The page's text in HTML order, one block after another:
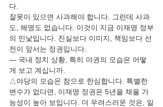
다.
잘못이 있으면 사과해야 합니다. 그런데 사과
도, 해명도 없습니다. 이것이 지금 이재명 정부
의 민낯입니다. 진실보다 이미지, 책임보다 선
전이 앞서는 정권입니다.
― 국내 정치 상황, 특히 야권의 모습은 어떻
게 보고 계십니까.
△야당의 모습은 참으로 한심합니다. 특별한
변수가 없다면, 이재명 정권은 5년을 채울 가
능성이 높아 보입니다. 더 우려스러운 것은, 일